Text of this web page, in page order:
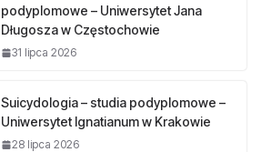
podyplomowe – Uniwersytet Jana
Długosza w Częstochowie
31 lipca 2026
Suicydologia – studia podyplomowe –
Uniwersytet Ignatianum w Krakowie
28 lipca 2026